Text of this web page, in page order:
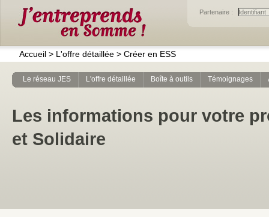
Partenaire :
Accueil > L'offre détaillée > Créer en ESS
Le réseau JES L'offre détaillée Boîte à outils Témoignages
Les informations pour votre
et Solidaire